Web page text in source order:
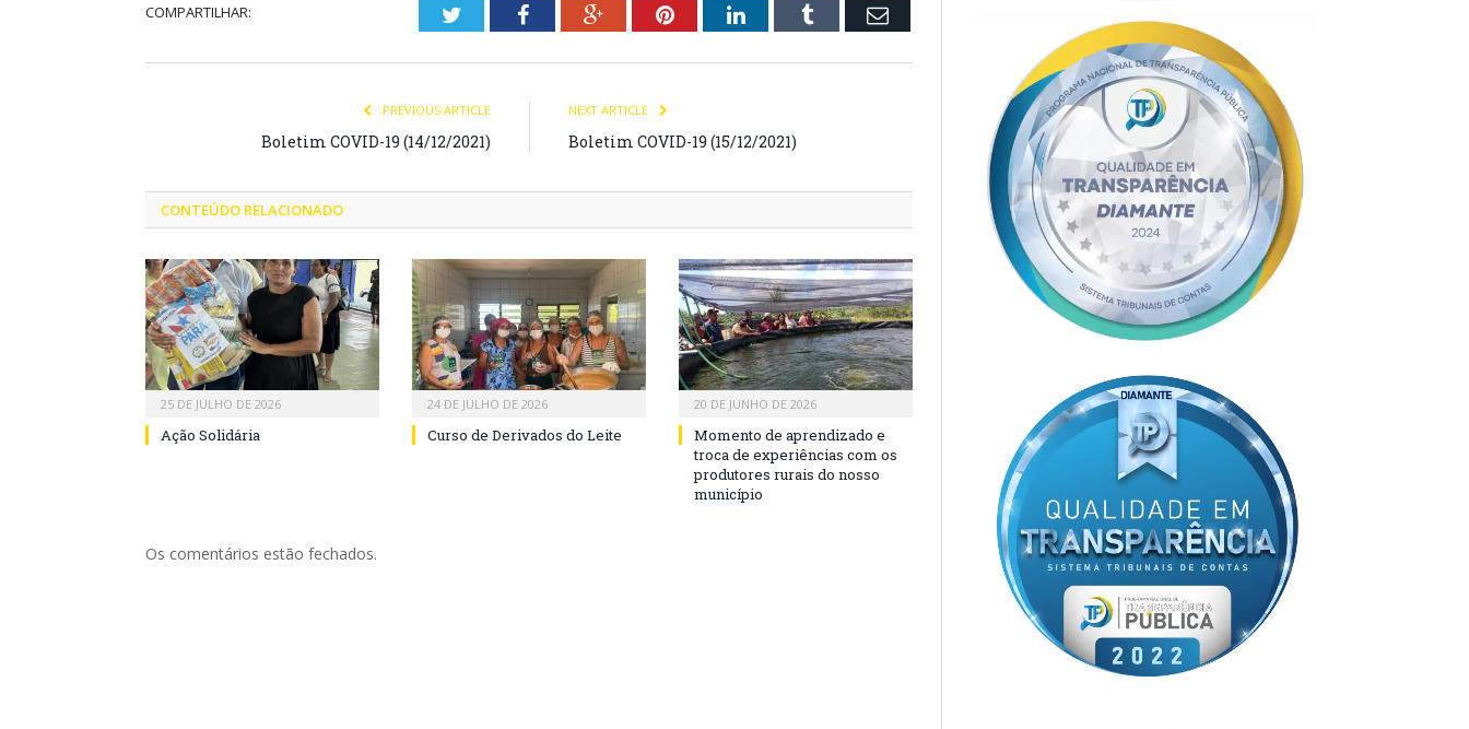
COMPARTILHAR: TwitterFacebookGoogle+PinterestLinkedInTumblr Email
PREVIOUS ARTICLE
Boletim COVID-19 (14/12/2021)
NEXT ARTICLE
Boletim COVID-19 (15/12/2021)
CONTEÚDO RELACIONADO
25 DE JULHO DE 2026
Ação Solidária
24 DE JULHO DE 2026
Curso de Derivados do Leite
20 DE JUNHO DE 2026
Momento de aprendizado e
troca de experiências com os
produtores rurais do nosso
município
Os comentários estão fechados.